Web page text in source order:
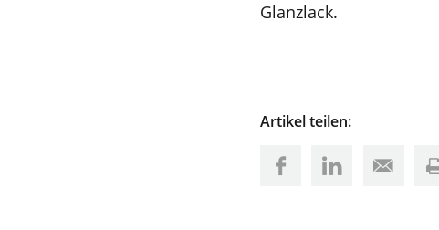
Glanzlack.
Artikel teilen: